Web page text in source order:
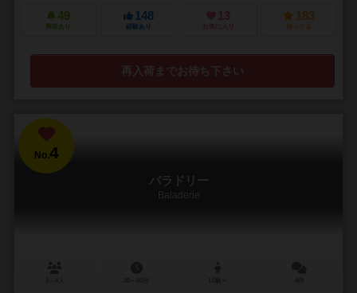
49
興味あり
148
経験あり
13
お気に入り
183
持ってる
再入荷までお待ち下さい
No.4
バラドリー
Baladerie